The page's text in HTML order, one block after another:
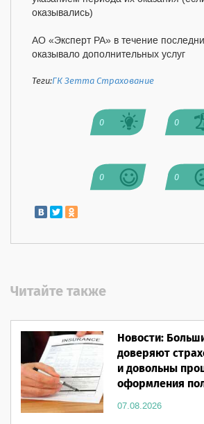
оказывались)
АО «Эксперт РА» в течение
оказывало дополнительных услуг
Теги:ГК Зетта Страхование
0 0
0 0
Читайте также
Новости:
доверяют
и довольны
оформления
07.08.2026